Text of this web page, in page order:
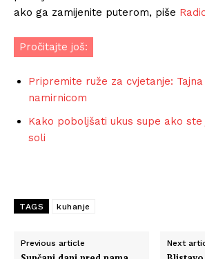
ako ga zamijenite puterom, piše
Pročitajte još:
Pripremite ruže za cvjetanje:
namirnicom
Kako poboljšati ukus supe ako
soli
TAGS kuhanje
Previous article Next